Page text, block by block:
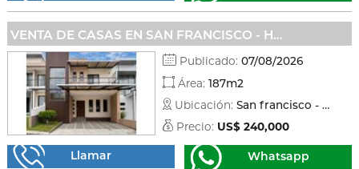
VENTA DE CASAS EN SAN FRANCISCO - HEREDIA
Publicado: 07/08/2026
Área: 187m2
Ubicación:
San francisco - Heredia
Precio: US$ 240,000
Llamar Whatsapp